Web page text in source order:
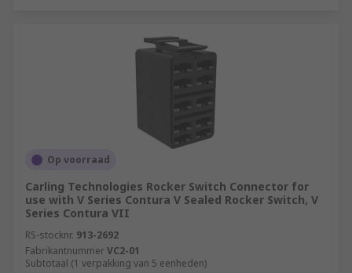
Op voorraad
Carling Technologies Rocker Switch Connector for
use with V Series Contura V Sealed Rocker Switch, V
Series Contura VII
RS-stocknr. 913-2692
FabrikantnummerVC2-01
Subtotaal (1 verpakking van 5 eenheden)